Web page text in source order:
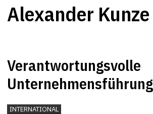
Alexander Kunze
Verantwortungsvolle
macht der Bund?
INTERNATIONAL